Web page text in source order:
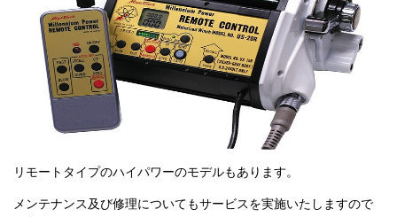
リモートタイプのハイパワーのモデルもあります。
メンテナンス及び修理についてもサービスを実施いたしますので